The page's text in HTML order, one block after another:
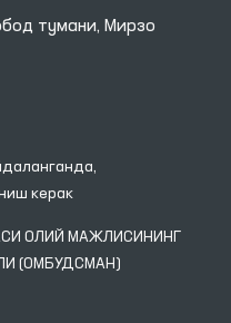
тумани, Мирзо
керак
ОЛИЙ МАЖЛИСИНИНГ
(ОМБУДСМАН)